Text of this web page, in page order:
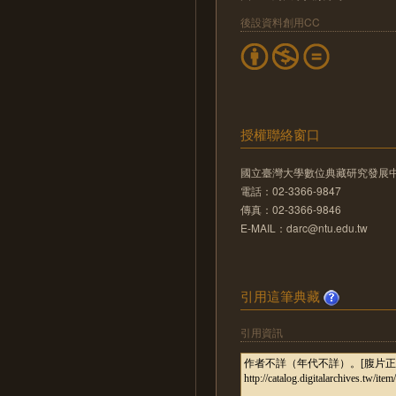
後設資料創用CC
授權聯絡窗口
國立臺灣大學數位典藏研究發展
電話：02-3366-9847
傳真：02-3366-9846
E-MAIL：darc@ntu.edu.tw
引用這筆典藏
引用資訊